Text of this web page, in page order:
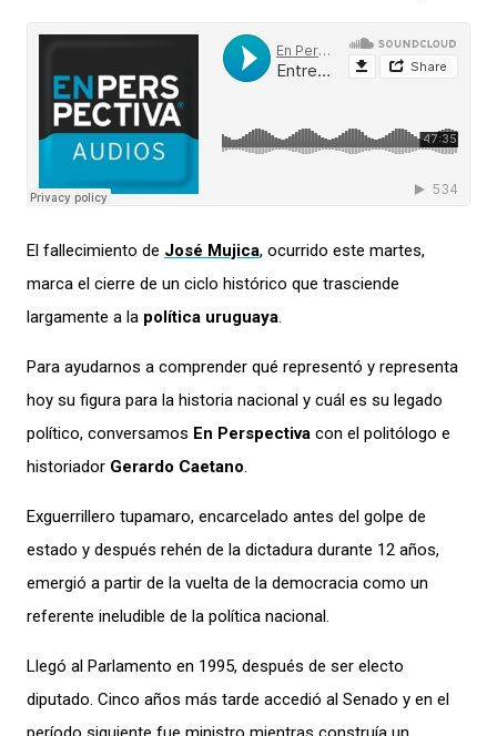
El fallecimiento de José Mujica, ocurrido este martes,
marca el cierre de un ciclo histórico que trasciende
largamente a la política uruguaya.
Para ayudarnos a comprender qué representó y representa
hoy su figura para la historia nacional y cuál es su legado
político, conversamos En Perspectiva con el politólogo e
historiador Gerardo Caetano.
Exguerrillero tupamaro, encarcelado antes del golpe de
estado y después rehén de la dictadura durante 12 años,
emergió a partir de la vuelta de la democracia como un
referente ineludible de la política nacional.
Llegó al Parlamento en 1995, después de ser electo
diputado. Cinco años más tarde accedió al Senado y en el